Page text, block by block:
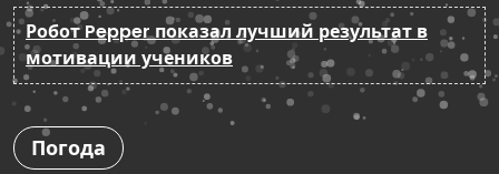
Робот Pepper показал лучший результат в
мотивации учеников
Погода